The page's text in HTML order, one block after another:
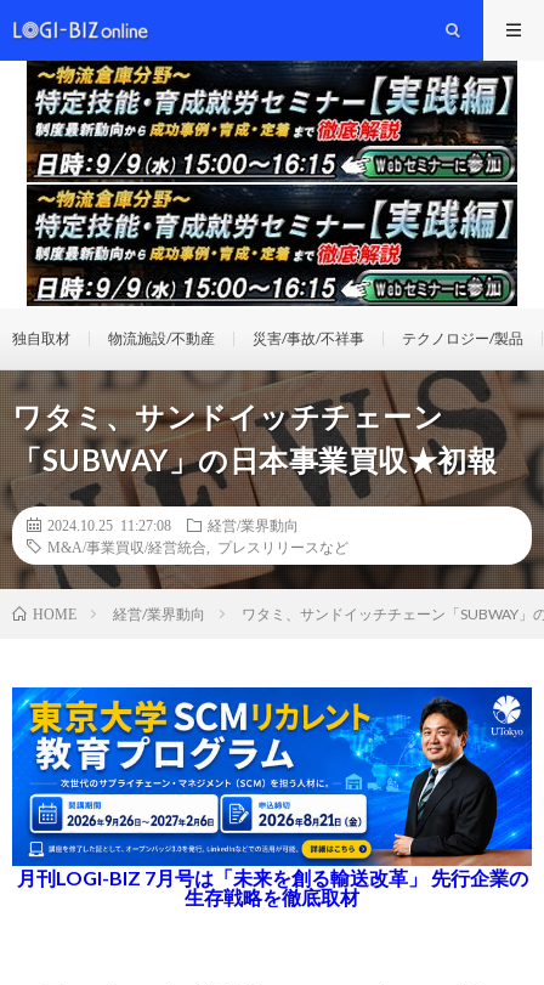
独自取材 物流施設/不動産 災害/事故/不祥事 テクノロジー/製品
ワタミ、サンドイッチチェーン
「SUBWAY」の日本事業買収★初報
2024.10.25 11:27:08
経営/業界動向
M&A/事業買収/経営統合
プレスリリースなど
HOME 経営/業界動向 ワタミ、サンドイッチチェーン「SUBWAY
月刊LOGI-BIZ 7月号は「未来を創る輸送改革」 先行企業の
生存戦略を徹底取材